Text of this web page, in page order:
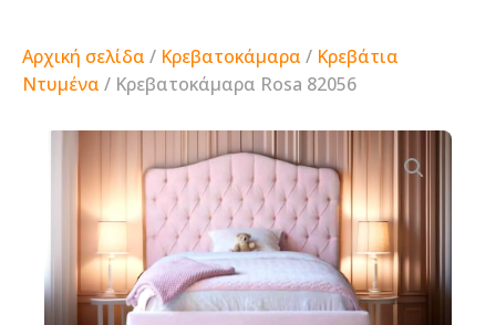
Αρχική σελίδα / Κρεβατοκάμαρα / Κρεβάτια
Ντυμένα / Κρεβατοκάμαρα Rosa 82056